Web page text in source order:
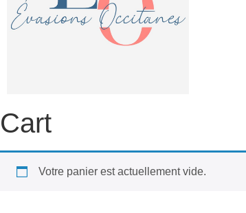
Cart
Votre panier est actuellement vide.